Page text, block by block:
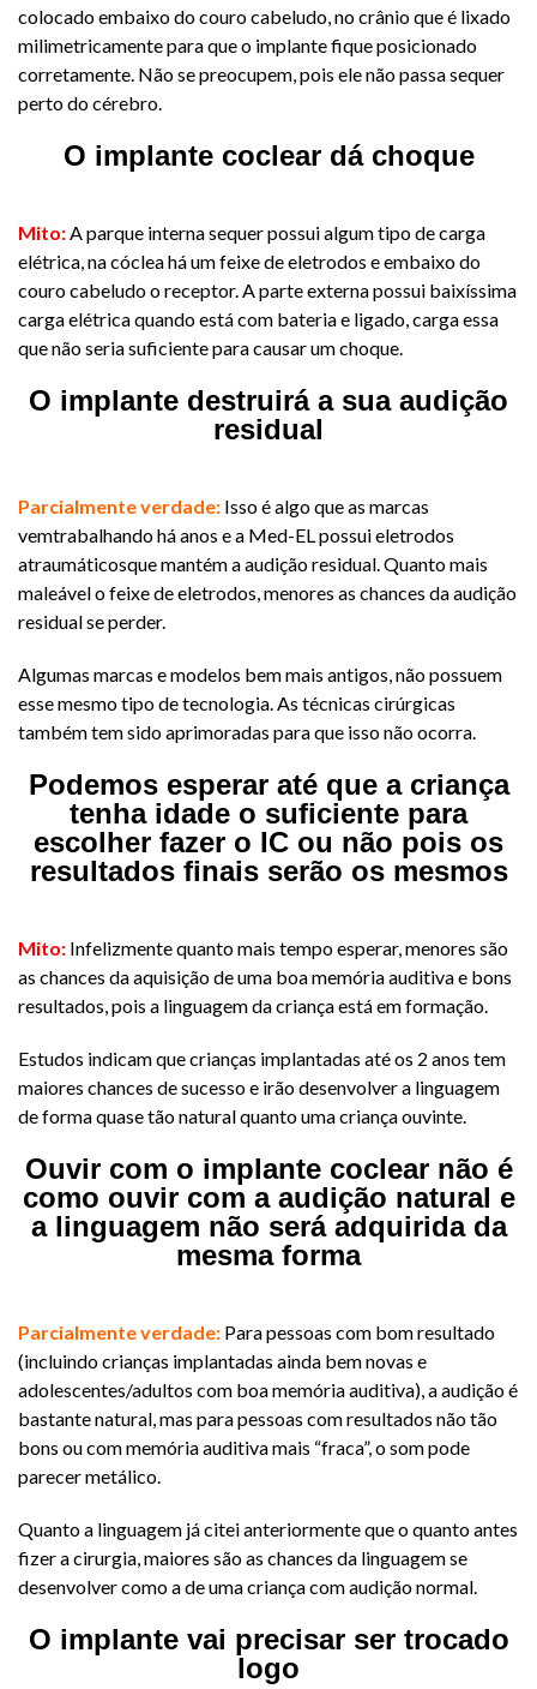
colocado embaixo do couro cabeludo, no crânio que é lixado
milimetricamente para que o implante fique posicionado
corretamente. Não se preocupem, pois ele não passa sequer
perto do cérebro.
O implante coclear dá choque
​Mito:A parque interna sequer possui algum tipo de carga
elétrica, na cóclea há um feixe de eletrodos e embaixo do
couro cabeludo o receptor. A parte externa possui baixíssima
carga elétrica quando está com bateria e ligado, carga essa
que não seria suficiente para causar um choque.
O implante destruirá a sua audição
residual
​Parcialmente verdade: Isso é algo que as marcas
vemtrabalhando há anos e a Med-EL possui eletrodos
atraumáticosque mantém a audição residual. Quanto mais
maleável o feixe de eletrodos, menores as chances da audição
residual se perder.
Algumas marcas e modelos bem mais antigos, não possuem
esse mesmo tipo de tecnologia. As técnicas cirúrgicas
também tem sido aprimoradas para que isso não ocorra.​
Podemos esperar até que a criança
tenha idade o suficiente para
escolher fazer o IC ou não pois os
resultados finais serão os mesmos
​Mito: Infelizmente quanto mais tempo esperar, menores são
as chances da aquisição de uma boa memória auditiva e bons
resultados, pois a linguagem da criança está em formação.
Estudos indicam que crianças implantadas até os 2 anos tem
maiores chances de sucesso e irão desenvolver a linguagem
de forma quase tão natural quanto uma criança ouvinte.
Ouvir com o implante coclear não é
como ouvir com a audição natural e
a linguagem não será adquirida da
mesma forma
​Parcialmente verdade: Para pessoas com bom resultado
(incluindo crianças implantadas ainda bem novas e
adolescentes/adultos com boa memória auditiva), a audição é
bastante natural, mas para pessoas com resultados não tão
bons ou com memória auditiva mais “fraca”, o som pode
parecer metálico.
Quanto a linguagem já citei anteriormente que o quanto antes
fizer a cirurgia, maiores são as chances da linguagem se
desenvolver como a de uma criança com audição normal.
O implante vai precisar ser trocado
logo